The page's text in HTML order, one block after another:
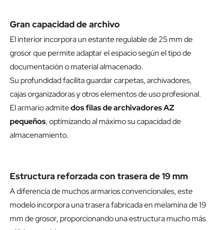
Gran capacidad de archivo
El interior incorpora un estante regulable de 25 mm de
grosor que permite adaptar el espacio según el tipo de
documentación o material almacenado.
Su profundidad facilita guardar carpetas, archivadores,
cajas organizadoras y otros elementos de uso profesional.
El armario admitedos filas de archivadores AZ
pequeños, optimizando al máximo su capacidad de
almacenamiento.
Estructura reforzada con trasera de 19 mm
A diferencia de muchos armarios convencionales, este
modelo incorpora una trasera fabricada en melamina de 19
mm de grosor, proporcionando una estructura mucho más